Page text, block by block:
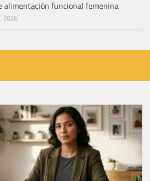
alimentación funcional femenina
2026